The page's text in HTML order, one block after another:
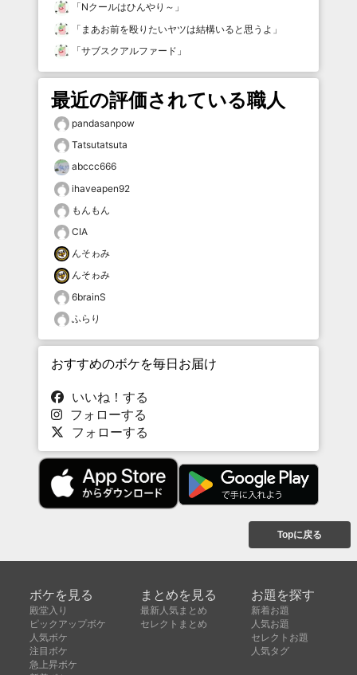
「Nクールはひんやり～ 」
「 まあお前を殴りたいヤツは結構いると思うよ 」
「サブスクアルファード 」
最近の評価されている職人
pandasanpow
Tatsutatsuta
abccc666
ihaveapen92
もんもん
CIA
んそゎみ
んそゎみ
6brainS
ふらり
おすすめのボケを毎日お届け
いいね！する
フォローする
フォローする
Topに戻る
ボケを見る
殿堂入り
ピックアップボケ
人気ボケ
注目ボケ
急上昇ボケ
まとめを見る
最新人気まとめ
セレクトまとめ
お題を探す
新着お題
人気お題
セレクトお題
人気タグ